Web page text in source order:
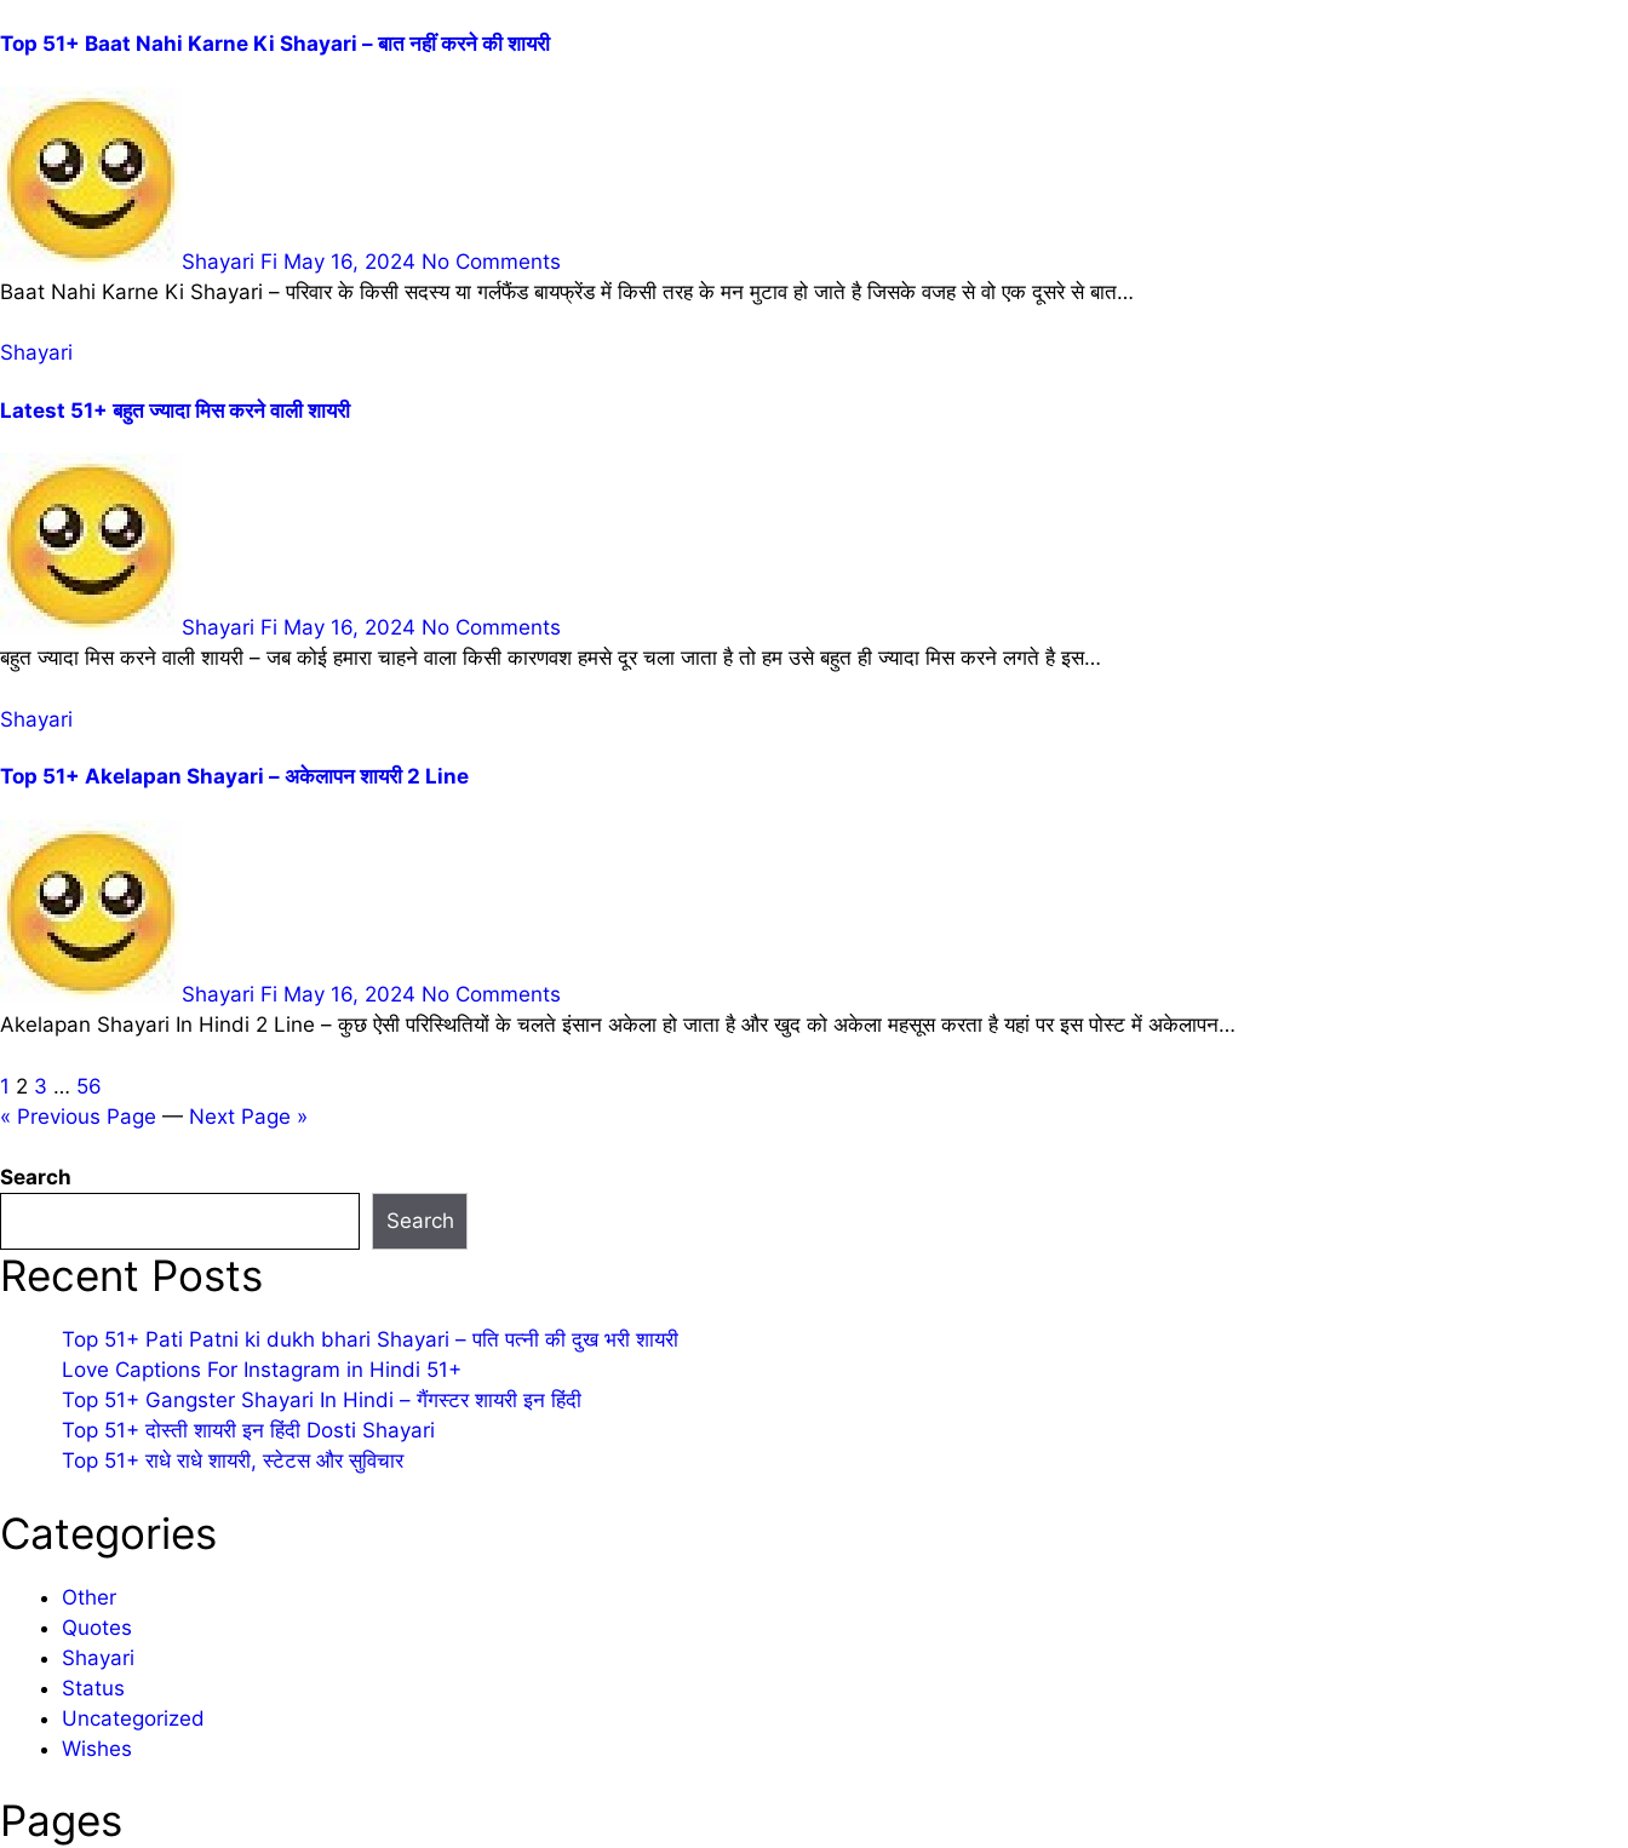
Top 51+ Baat Nahi Karne Ki Shayari – बात नहीं करने की शायरी
Shayari Fi May 16, 2024 No Comments
Baat Nahi Karne Ki Shayari – परिवार के किसी सदस्य या गर्लफैंड बायफ्रेंड में किसी तरह के मन मुटाव हो जाते है जिसके वजह से वो एक दूसरे से बात…
Shayari
Latest 51+ बहुत ज्यादा मिस करने वाली शायरी
Shayari Fi May 16, 2024 No Comments
बहुत ज्यादा मिस करने वाली शायरी – जब कोई हमारा चाहने वाला किसी कारणवश हमसे दूर चला जाता है तो हम उसे बहुत ही ज्यादा मिस करने लगते है इस…
Shayari
Top 51+ Akelapan Shayari – अकेलापन शायरी 2 Line
Shayari Fi May 16, 2024 No Comments
Akelapan Shayari In Hindi 2 Line – कुछ ऐसी परिस्थितियों के चलते इंसान अकेला हो जाता है और खुद को अकेला महसूस करता है यहां पर इस पोस्ट में अकेलापन…
Posts
pagination
1 2 3 … 56
« Previous Page — Next Page »
Search
Search
Recent Posts
Top 51+ Pati Patni ki dukh bhari Shayari – पति पत्नी की दुख भरी शायरी
Love Captions For Instagram in Hindi 51+
Top 51+ Gangster Shayari In Hindi – गैंगस्टर शायरी इन हिंदी
Top 51+ दोस्ती शायरी इन हिंदी Dosti Shayari
Top 51+ राधे राधे शायरी, स्टेटस और सुविचार
Categories
Other
Quotes
Shayari
Status
Uncategorized
Wishes
Pages